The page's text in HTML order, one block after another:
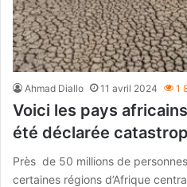
Ahmad Diallo 11 avril 2024 1
Voici les pays
été déclarée
Près de 50 millions de
certaines régions d’Afrique